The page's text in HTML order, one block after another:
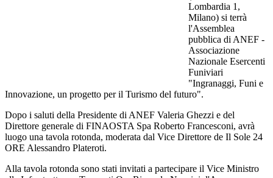
Lombardia 1,
Milano) si terrà
l'Assemblea
pubblica di ANEF -
Associazione
Nazionale Esercenti
Funiviari
"Ingranaggi, Funi e
Innovazione, un progetto per il Turismo del futuro".
Dopo i saluti della Presidente di ANEF Valeria Ghezzi e del
Direttore generale di FINAOSTA Spa Roberto Francesconi, avrà
luogo una tavola rotonda, moderata dal Vice Direttore de Il Sole 24
ORE Alessandro Plateroti.
Alla tavola rotonda sono stati invitati a partecipare il Vice Ministro